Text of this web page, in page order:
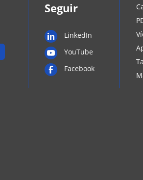
Seguir
LinkedIn
YouTube
Facebook